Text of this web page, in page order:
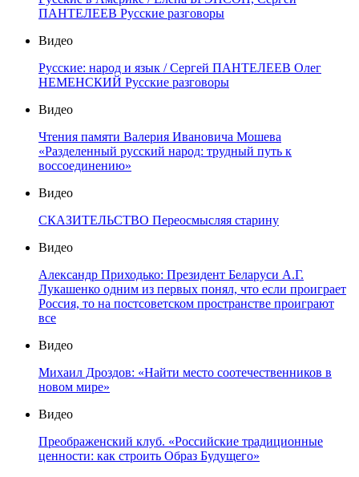
ПАНТЕЛЕЕВ Русские разговоры
Видео
Русские: народ и язык / Сергей ПАНТЕЛЕЕВ Олег
НЕМЕНСКИЙ Русские разговоры
Видео
Чтения памяти Валерия Ивановича Мошева
«Разделенный русский народ: трудный путь к
воссоединению»
Видео
СКАЗИТЕЛЬСТВО Переосмысляя старину
Видео
Александр Приходько: Президент Беларуси А.Г.
Лукашенко одним из первых понял, что если проиграет
Россия, то на постсоветском пространстве проиграют
все
Видео
Михаил Дроздов: «Найти место соотечественников в
новом мире»
Видео
Преображенский клуб. «Российские традиционные
ценности: как строить Образ Будущего»